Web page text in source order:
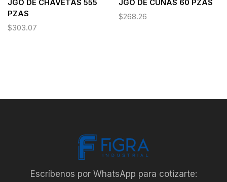
JGO DE CHAVETAS 555
PZAS
$303.07
JGO DE CUÑAS 60 PZAS
$268.26
Escríbenos por WhatsApp para cotizarte: